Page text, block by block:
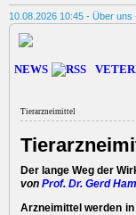
10.08.2026 10:45 - Über uns
NEWS
Tierarzneimittel
Der lange Weg der
von Prof. Dr. Gerd
Arzneimittel werden